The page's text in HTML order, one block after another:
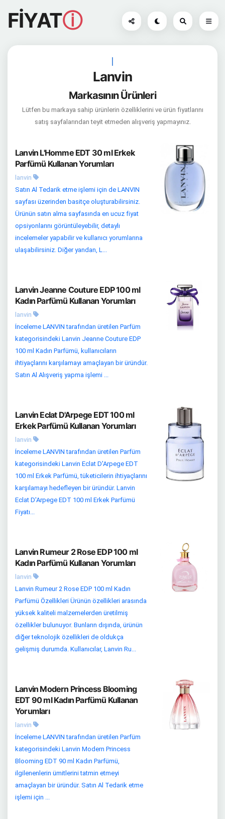
FİYATⓘ
|
Lanvin
Markasının Ürünleri
Lütfen bu markaya sahip ürünlerin özelliklerini ve ürün fiyatlarını
satış sayfalarından teyit etmeden alışveriş yapmayınız.
Lanvin L'Homme EDT 30 ml Erkek
Parfümü Kullanan Yorumları
lanvin
Satın Al Tedarik etme işlemi için de LANVIN
sayfası üzerinden basitçe oluşturabilirsiniz.
Ürünün satın alma sayfasında en ucuz fiyat
opsiyonlarını görüntüleyebilir, detaylı
incelemeler yapabilir ve kullanıcı yorumlarına
ulaşabilirsiniz. Diğer yandan, L...
Lanvin Jeanne Couture EDP 100 ml
Kadın Parfümü Kullanan Yorumları
lanvin
İnceleme LANVIN tarafından üretilen Parfüm
kategorisindeki Lanvin Jeanne Couture EDP
100 ml Kadın Parfümü, kullanıcıların
ihtiyaçlarını karşılamayı amaçlayan bir üründür.
Satın Al Alışveriş yapma işlemi ...
Lanvin Eclat D'Arpege EDT 100 ml
Erkek Parfümü Kullanan Yorumları
lanvin
İnceleme LANVIN tarafından üretilen Parfüm
kategorisindeki Lanvin Eclat D'Arpege EDT
100 ml Erkek Parfümü, tüketicilerin ihtiyaçlarını
karşılamayı hedefleyen bir üründür. Lanvin
Eclat D'Arpege EDT 100 ml Erkek Parfümü
Fiyatı...
Lanvin Rumeur 2 Rose EDP 100 ml
Kadın Parfümü Kullanan Yorumları
lanvin
Lanvin Rumeur 2 Rose EDP 100 ml Kadın
Parfümü Özellikleri Ürünün özellikleri arasında
yüksek kaliteli malzemelerden üretilmiş
özellikler bulunuyor. Bunların dışında, ürünün
diğer teknolojik özellikleri de oldukça
gelişmiş durumda. Kullanıcılar, Lanvin Ru...
Lanvin Modern Princess Blooming
EDT 90 ml Kadın Parfümü Kullanan
Yorumları
lanvin
İnceleme LANVIN tarafından üretilen Parfüm
kategorisindeki Lanvin Modern Princess
Blooming EDT 90 ml Kadın Parfümü,
ilgilenenlerin ümitlerini tatmin etmeyi
amaçlayan bir üründür. Satın Al Tedarik etme
işlemi için ...